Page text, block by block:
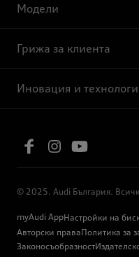
Модели
Грижа за клиента
Иновация и
© 2025. Audi България.
myAudi AppНастройки на
Авторски праваПолитика за
Законосъобразност